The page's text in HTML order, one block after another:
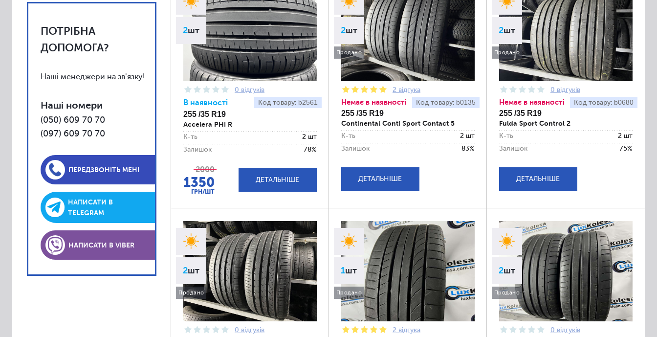
Kumho
Uniroyal
Fulda
BFGoodrich
Debica
Firestone
General
Gislaved
Kleber
Lassa
Laufenn
Matador
Platin
ПОТРІБНА
ДОПОМОГА?
Наші менеджери на зв'язку!
Наші номери
(050) 609 70 70
(097) 609 70 70
ПЕРЕДЗВОНІТЬ МЕНІ
НАПИСАТИ В
TELEGRAM
НАПИСАТИ В VIBER
2шт
0 відгуків
Код товару: b2561
В наявності
255 /35 R19
Accelera PHI R
К-ть
2 шт
Залишок
78%
2000
1350
ГРН/ШТ
ДЕТАЛЬНІШЕ
2шт
Продано
2 відгука
Код товару: b0135
Немає в наявності
255 /35 R19
Continental Conti Sport Contact 5
К-ть
2 шт
Залишок
83%
ДЕТАЛЬНІШЕ
2шт
Продано
0 відгуків
Код товару: b0680
Немає в наявності
255 /35 R19
Fulda Sport Control 2
К-ть
2 шт
Залишок
75%
ДЕТАЛЬНІШЕ
2шт
Продано
0 відгуків
1шт
Продано
2 відгука
2шт
Продано
0 відгуків